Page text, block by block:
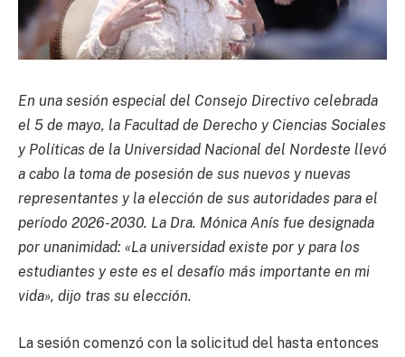
En una sesión especial del Consejo Directivo celebrada
el 5 de mayo, la Facultad de Derecho y Ciencias Sociales
y Políticas de la Universidad Nacional del Nordeste llevó
a cabo la toma de posesión de sus nuevos y nuevas
representantes y la elección de sus autoridades para el
período 2026-2030. La Dra. Mónica Anís fue designada
por unanimidad: «La universidad existe por y para los
estudiantes y este es el desafío más importante en mi
vida», dijo tras su elección.
La sesión comenzó con la solicitud del hasta entonces